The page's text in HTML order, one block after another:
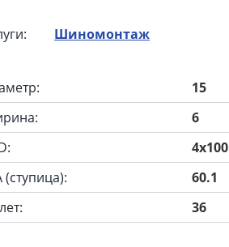
Шиномонтаж
15
6
4x100
(ступица):
60.1
36